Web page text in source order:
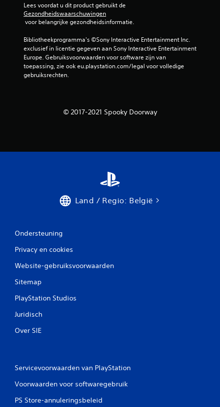
n
g
e
Lees voordat u dit product gebruikt de
Gezondheidswaarschuwingen
voor belangrijke gezondheidsinformatie.
Bibliotheekprogramma's ©Sony Interactive Entertainment Inc.
exclusief in licentie gegeven aan Sony Interactive Entertainment
Europe. Gebruiksvoorwaarden voor software zijn van
toepassing, zie ook eu.playstation.com/legal voor volledige
gebruiksrechten.
© 2017-2021 Spooky Doorway
Land / Regio: België
Ondersteuning
Privacy en cookies
Website-gebruiksvoorwaarden
Sitemap
PlayStation Studios
Juridisch
Over SIE
Servicevoorwaarden van PlayStation
Voorwaarden voor softwaregebruik
PS Store-annuleringsbeleid